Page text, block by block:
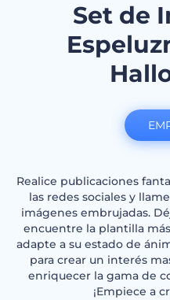
Set de
Realice publicaciones
las redes sociales y
imágenes embrujadas.
encuentre la plantilla
adapte a su estado de
para crear un interés
enriquecer la gama de
¡Empiece a